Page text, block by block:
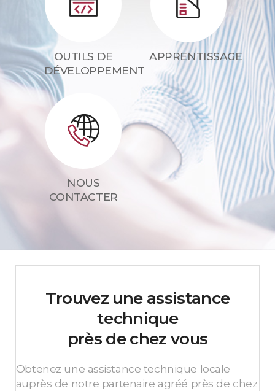
OUTILS DE
DÉVELOPPEMENT
APPRENTISSAGE
NOUS
CONTACTER
Trouvez une assistance
technique
près de chez vous
Obtenez une assistance technique locale
auprès de notre partenaire agréé près de chez